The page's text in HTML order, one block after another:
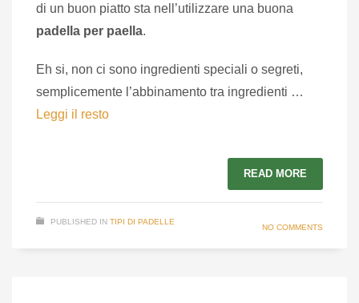
di un buon piatto sta nell’utilizzare una buona
padella per paella.
Eh si, non ci sono ingredienti speciali o segreti,
semplicemente l’abbinamento tra ingredienti …
Leggi il resto
READ MORE
PUBLISHED IN TIPI DI PADELLE
NO COMMENTS